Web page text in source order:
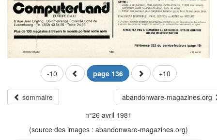
-10 page 136 +10
sommaire
abandonware-magazines.org
n°26 avril 1981
(source des images : abandonware-magazines.org)